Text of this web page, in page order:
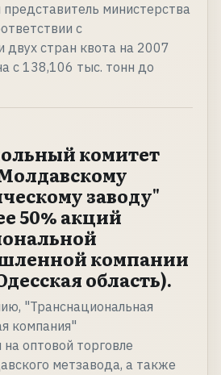
министерства
с
двух стран квота на 2007
с 138,106 тыс. тонн до
комитет
заводу"
50% акций
компании
область).
"Транснациональная
компания"
оптовой торговле
метзавода, а также